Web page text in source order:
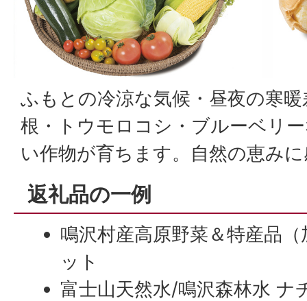
ふもとの冷涼な気候・昼夜の寒
根・トウモロコシ・ブルーベリ
い作物が育ちます。自然の恵み
返礼品の一例
鳴沢村産高原野菜＆特産品
ット
富士山天然水/鳴沢森林水 ナ